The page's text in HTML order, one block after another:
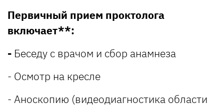
Первичный прием проктолога
включает**:
- Беседу с врачом и сбор анамнеза
- Осмотр на кресле
- Аноскопию (видеодиагностика области